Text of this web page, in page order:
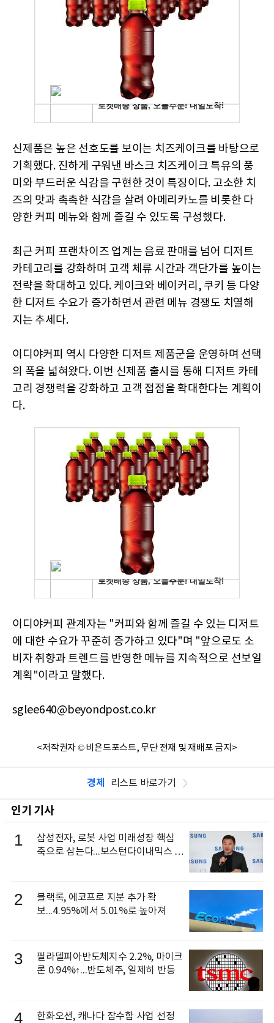
신제품은 높은 선호도를 보이는 치즈케이크를 바탕으로
기획했다. 진하게 구워낸 바스크 치즈케이크 특유의 풍
미와 부드러운 식감을 구현한 것이 특징이다. 고소한 치
즈의 맛과 촉촉한 식감을 살려 아메리카노를 비롯한 다
양한 커피 메뉴와 함께 즐길 수 있도록 구성했다.
최근 커피 프랜차이즈 업계는 음료 판매를 넘어 디저트
카테고리를 강화하며 고객 체류 시간과 객단가를 높이는
전략을 확대하고 있다. 케이크와 베이커리, 쿠키 등 다양
한 디저트 수요가 증가하면서 관련 메뉴 경쟁도 치열해
지는 추세다.
이디야커피 역시 다양한 디저트 제품군을 운영하며 선택
의 폭을 넓혀왔다. 이번 신제품 출시를 통해 디저트 카테
고리 경쟁력을 강화하고 고객 접점을 확대한다는 계획이
다.
이디야커피 관계자는 "커피와 함께 즐길 수 있는 디저트
에 대한 수요가 꾸준히 증가하고 있다"며 "앞으로도 소
비자 취향과 트렌드를 반영한 메뉴를 지속적으로 선보일
계획"이라고 말했다.
sglee640@beyondpost.co.kr
<저작권자 © 비욘드포스트, 무단 전재 및 재배포 금지>
경제 리스트 바로가기
인기 기사
1
삼성전자, 로봇 사업 미래성장 핵심
축으로 삼는다...보스턴다이내믹스 출
2
블랙록, 에코프로 지분 추가 확
보...4.95%에서 5.01%로 높아져
3
필라델피아반도체지수 2.2%, 마이크
론 0.94%↑...반도체주, 일제히 반등
4 한화오션, 캐나다 잠수함 사업 선정